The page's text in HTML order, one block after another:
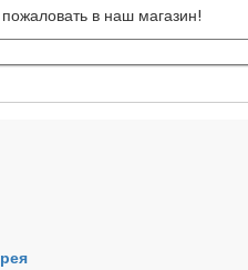
пожаловать в наш магазин!